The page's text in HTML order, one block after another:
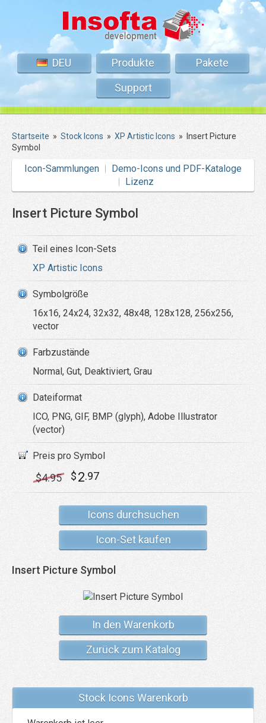
DEU Produkte
Pakete
Support
Startseite » Stock Icons » XP Artistic Icons »
Insert Picture
Symbol
Icon-Sammlungen
Demo-Icons und PDF-Kataloge
Lizenz
Insert Picture Symbol
Teil eines Icon-Sets
XP Artistic Icons
Symbolgröße
16x16, 24x24, 32x32, 48x48, 128x128, 256x256,
vector
Farbzustände
Normal, Gut, Deaktiviert, Grau
Dateiformat
ICO, PNG, GIF, BMP (glyph), Adobe Illustrator
(vector)
Preis pro Symbol
$4.95 $2.97
Icons durchsuchen
Icon-Set kaufen
Insert Picture Symbol
In den Warenkorb
Zurück zum Katalog
Stock Icons Warenkorb